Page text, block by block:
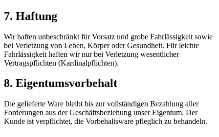
7. Haftung
Wir haften unbeschränkt für Vorsatz und grobe Fahrlässigkeit sowie
bei Verletzung von Leben, Körper oder Gesundheit. Für leichte
Fahrlässigkeit haften wir nur bei Verletzung wesentlicher
Vertragspflichten (Kardinalpflichten).
8. Eigentumsvorbehalt
Die gelieferte Ware bleibt bis zur vollständigen Bezahlung aller
Forderungen aus der Geschäftsbeziehung unser Eigentum. Der
Kunde ist verpflichtet, die Vorbehaltsware pfleglich zu behandeln.